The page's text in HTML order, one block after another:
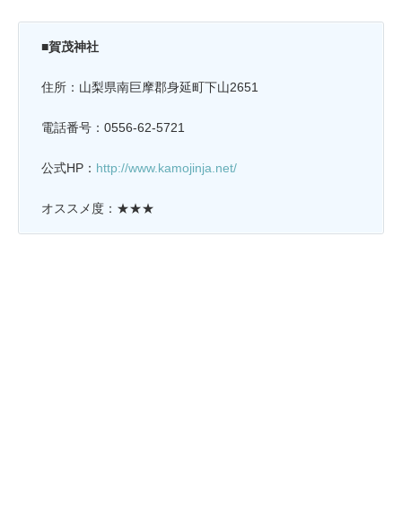
■賀茂神社
住所：山梨県南巨摩郡身延町下山2651
電話番号：0556-62-5721
公式HP： http://www.kamojinja.net/
オススメ度：★★★